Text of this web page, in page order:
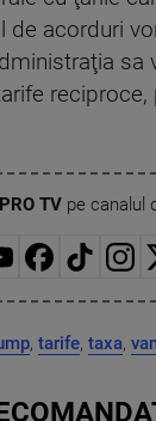
de acorduri
sa
TVpe canalul
, tarife, taxa,